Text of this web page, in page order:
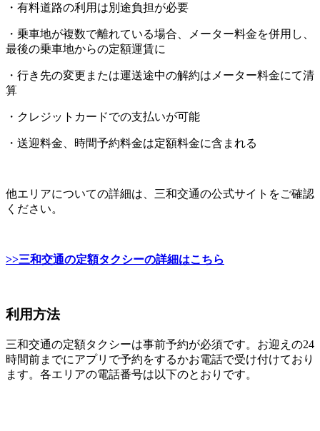
・有料道路の利用は別途負担が必要
・乗車地が複数で離れている場合、メーター料金を併用し、
最後の乗車地からの定額運賃に
・行き先の変更または運送途中の解約はメーター料金にて清
算
・クレジットカードでの支払いが可能
・送迎料金、時間予約料金は定額料金に含まれる
他エリアについての詳細は、三和交通の公式サイトをご確認
ください。
>>三和交通の定額タクシーの詳細はこちら
利用方法
三和交通の定額タクシーは事前予約が必須です。お迎えの24
時間前までにアプリで予約をするかお電話で受け付けており
ます。各エリアの電話番号は以下のとおりです。